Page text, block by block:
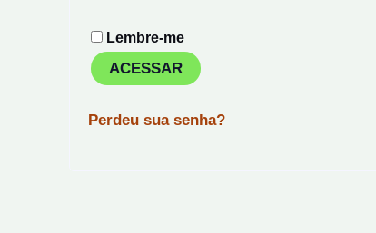
Lembre-me
ACESSAR
Perdeu sua senha?